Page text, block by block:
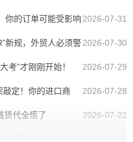
2026-07-31
你的订单可能受影响
2026-07-30
新规，外贸人必须警
2026-07-29
考”才刚刚开始！
2026-07-28
敲定！你的进口商
2026-07-22
货代全慌了